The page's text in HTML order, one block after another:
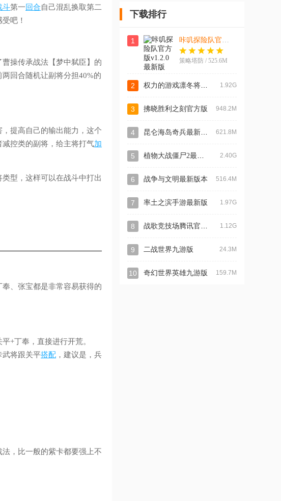
斗第一回合自己混乱换取第二
吧！
操传承战法【梦中弑臣】的
回合随机让副将分担40%的
提高自己的输出能力，这个
减控类的副将，给主将打气加
型，这样可以在战斗中打出
、张宝都是非常容易获得的
+丁奉，直接进行开荒。
武将跟关平搭配 ，建议是，兵
，比一般的紫卡都要强上不
下载排行
1 咔叽探险队官方版
策略塔防 / 525.6M
2 1.92G
3 拂晓胜利之刻官方版 948.2M
4 621.8M
5 2.40G
6 战争与文明最新版本 516.4M
7 率土之滨手游最新版 1.97G
8 1.12G
9 二战世界九游版 24.3M
10 奇幻世界英雄九游版 159.7M